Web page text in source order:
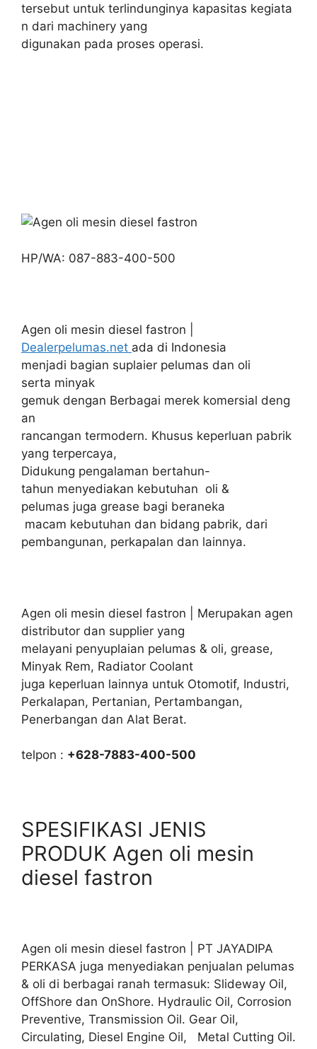
tersebut untuk terlindunginya kapasitas kegiata
n dari machinery yang
digunakan pada proses operasi.
HP/WA: 087-883-400-500
Agen oli mesin diesel fastron |
Dealerpelumas.net ada di Indonesia
menjadi bagian suplaier pelumas dan oli
serta minyak
gemuk dengan Berbagai merek komersial deng
an
rancangan termodern. Khusus keperluan pabrik
yang terpercaya,
Didukung pengalaman bertahun-
tahun menyediakan kebutuhan oli &
pelumas juga grease bagi beraneka
macam kebutuhan dan bidang pabrik, dari
pembangunan, perkapalan dan lainnya.
Agen oli mesin diesel fastron | Merupakan agen
distributor dan supplier yang
melayani penyuplaian pelumas & oli, grease,
Minyak Rem, Radiator Coolant
juga keperluan lainnya untuk Otomotif, Industri,
Perkalapan, Pertanian, Pertambangan,
Penerbangan dan Alat Berat.
telpon : +628-7883-400-500
SPESIFIKASI JENIS
PRODUK Agen oli mesin
diesel fastron
Agen oli mesin diesel fastron | PT JAYADIPA
PERKASA juga menyediakan penjualan pelumas
& oli di berbagai ranah termasuk: Slideway Oil,
OffShore dan OnShore. Hydraulic Oil, Corrosion
Preventive, Transmission Oil. Gear Oil,
Circulating, Diesel Engine Oil, Metal Cutting Oil.